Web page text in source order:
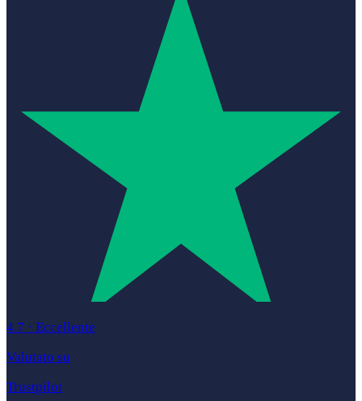
4.7 · Eccellente
Valutato su
Trustpilot